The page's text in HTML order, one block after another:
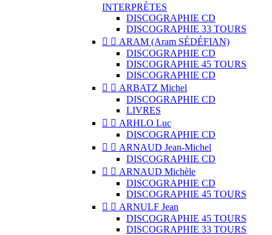
INTERPRÈTES
DISCOGRAPHIE CD
DISCOGRAPHIE 33 TOURS
  ARAM (Aram SÉDÉFIAN)
DISCOGRAPHIE CD
DISCOGRAPHIE 45 TOURS
DISCOGRAPHIE CD
  ARBATZ Michel
DISCOGRAPHIE CD
LIVRES
  ARHLO Luc
DISCOGRAPHIE CD
  ARNAUD Jean-Michel
DISCOGRAPHIE CD
  ARNAUD Michèle
DISCOGRAPHIE CD
DISCOGRAPHIE 45 TOURS
  ARNULF Jean
DISCOGRAPHIE 45 TOURS
DISCOGRAPHIE 33 TOURS